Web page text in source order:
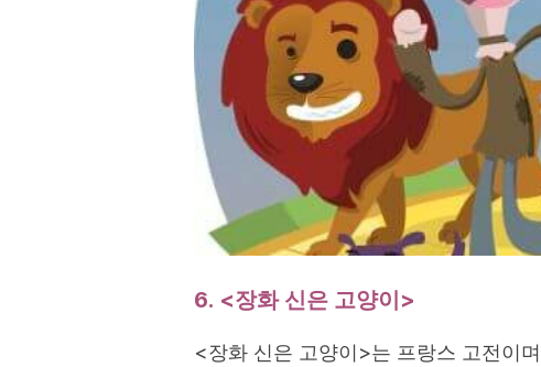
6. <장화 신은 고양이>
<장화 신은 고양이>는 프랑스 고전이